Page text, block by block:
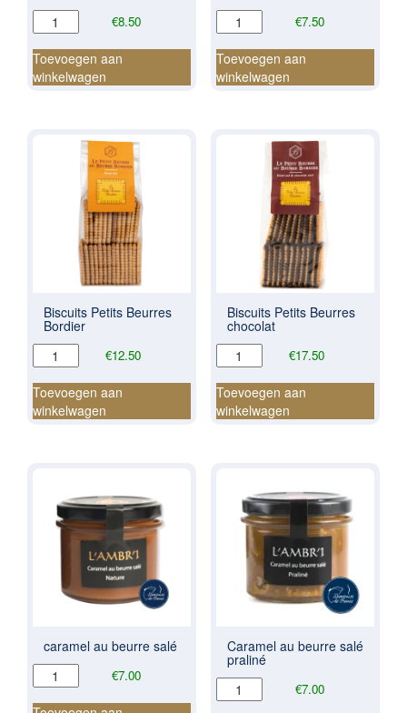
€8.50
Mini
kouign-
amann
aantal
Toevoegen aan
winkelwagen
€7.50
Confiture
Mûres
aantal
Toevoegen aan
winkelwagen
Biscuits Petits Beurres
Bordier
€12.50
Biscuits
Petits
Beurres
Bordier
aantal
Toevoegen aan
winkelwagen
Biscuits Petits Beurres
chocolat
€17.50
Biscuits
Petits
Beurres
chocolat
aantal
Toevoegen aan
winkelwagen
caramel au beurre salé
€7.00
caramel
au
beurre
Caramel au beurre salé
praliné
€7.00
Caramel
au